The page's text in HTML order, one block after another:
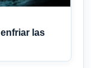
las